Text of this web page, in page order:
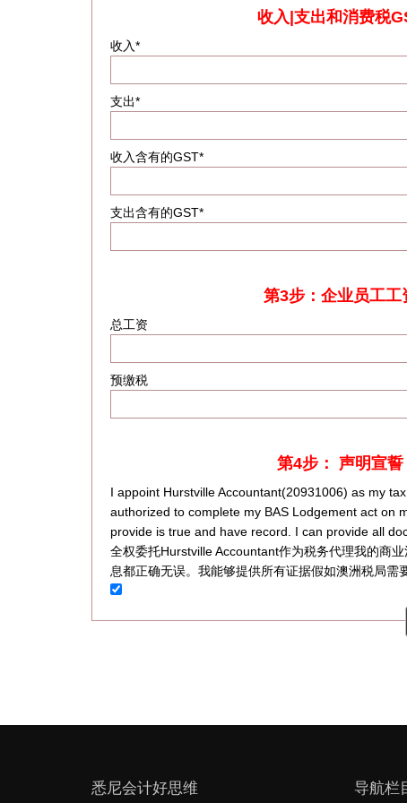
收入|支出和消费税
收入*
支出*
收入含有的GST*
支出含有的GST*
第3步：企业员工工
总工资
预缴税
第4步： 声明宣誓
I appoint Hurstville Accountant(20931006) as my
authorized to complete my BAS Lodgement act on
provide is true and have record. I can provide all
全权委托Hurstville Accountant作为税务代理我的商
息都正确无误。我能够提供所有证据假如澳洲税局需要
悉尼会计好思维 导航栏